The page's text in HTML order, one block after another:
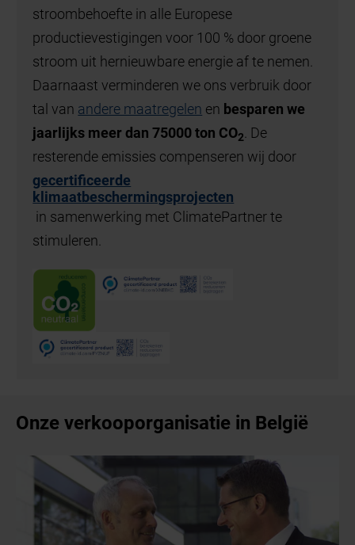
stroombehoefte in alle Europese
productievestigingen voor 100 % door groene
stroom uit hernieuwbare energie af te nemen.
Daarnaast verminderen we ons verbruik door
tal van andere maatregelen en besparen we
jaarlijks meer dan 75000 ton CO2. De
resterende emissies compenseren wij door
gecertificeerde
klimaatbeschermingsprojecten
in samenwerking met ClimatePartner te
stimuleren.
Onze verkooporganisatie in België